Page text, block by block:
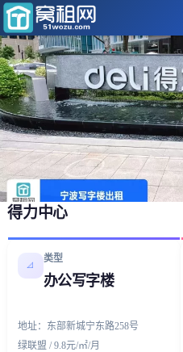
得力中心
📐
类型
办公写字楼
地址：东部新城宁东路258号
绿联盟 / 9.8元/㎡/月